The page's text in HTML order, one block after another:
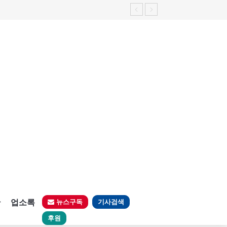
업소록 뉴스구독 기사검색
후원